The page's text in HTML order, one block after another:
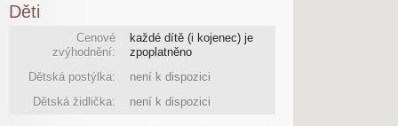
Děti
Cenové
zvýhodnění:
každé dítě (i kojenec) je
zpoplatněno
Dětská postýlka:
není k dispozici
Dětská židlička:
není k dispozici